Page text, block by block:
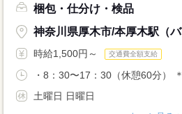
梱包・仕分け・検品
神奈川県厚木市/本厚木駅（バ
時給1,500円～ 交通費全額支給
・8：30〜17：30（休憩60分）
土曜日 日曜日